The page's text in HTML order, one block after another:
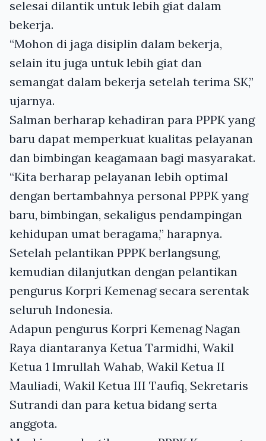
selesai dilantik untuk lebih giat dalam
bekerja.
“Mohon di jaga disiplin dalam bekerja,
selain itu juga untuk lebih giat dan
semangat dalam bekerja setelah terima SK,”
ujarnya.
Salman berharap kehadiran para PPPK yang
baru dapat memperkuat kualitas pelayanan
dan bimbingan keagamaan bagi masyarakat.
“Kita berharap pelayanan lebih optimal
dengan bertambahnya personal PPPK yang
baru, bimbingan, sekaligus pendampingan
kehidupan umat beragama,” harapnya.
Setelah pelantikan PPPK berlangsung,
kemudian dilanjutkan dengan pelantikan
pengurus Korpri Kemenag secara serentak
seluruh Indonesia.
Adapun pengurus Korpri Kemenag Nagan
Raya diantaranya Ketua Tarmidhi, Wakil
Ketua 1 Imrullah Wahab, Wakil Ketua II
Mauliadi, Wakil Ketua III Taufiq, Sekretaris
Sutrandi dan para ketua bidang serta
anggota.